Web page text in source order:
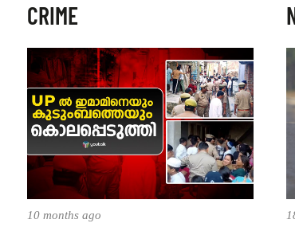
CRIME
10 months ago